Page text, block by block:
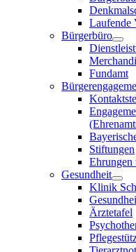
Laufende
Bürgerbüro
Fundamt
Stiftungen
Ehrungen
Gesundheit
Klinik
Ärztetafel